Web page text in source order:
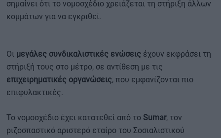
σημαίνει ότι το νομοσχέδιο χρειάζεται τη στήριξη άλλων
κομμάτων για να εγκριθεί.
Οι μεγάλες συνδικαλιστικές ενώσεις έχουν εκφράσει τη
στήριξή τους στο μέτρο, σε αντίθεση με τις
επιχειρηματικές οργανώσεις, που εμφανίζονται πιο
επιφυλακτικές.
Το νομοσχέδιο έχει κατατεθεί από το Sumar, τον
ριζοσπαστικό αριστερό εταίρο του Σοσιαλιστικού